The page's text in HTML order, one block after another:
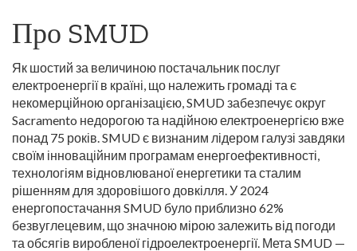
Про SMUD
Як шостий за величиною постачальник послуг
електроенергії в країні, що належить громаді та є
некомерційною організацією, SMUD забезпечує округ
Sacramento недорогою та надійною електроенергією вже
понад 75 років. SMUD є визнаним лідером галузі завдяки
своїм інноваційним програмам енергоефективності,
технологіям відновлюваної енергетики та сталим
рішенням для здоровішого довкілля. У 2024
енергопостачання SMUD було приблизно 62%
безвуглецевим, що значною мірою залежить від погоди
та обсягів виробленої гідроелектроенергії. Мета SMUD —